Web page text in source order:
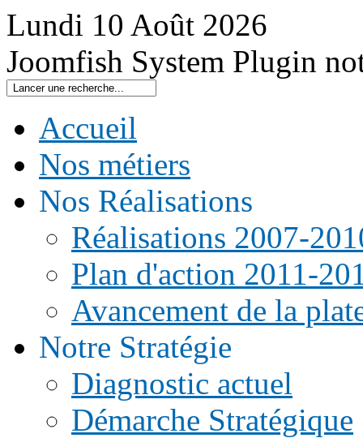
Lundi 10 Août 2026
Joomfish System Plugin
Accueil
Nos métiers
Nos Réalisations
Réalisations 2007-
Plan d'action 2011-
Avancement de la
Notre Stratégie
Diagnostic actuel
Démarche Stratégique